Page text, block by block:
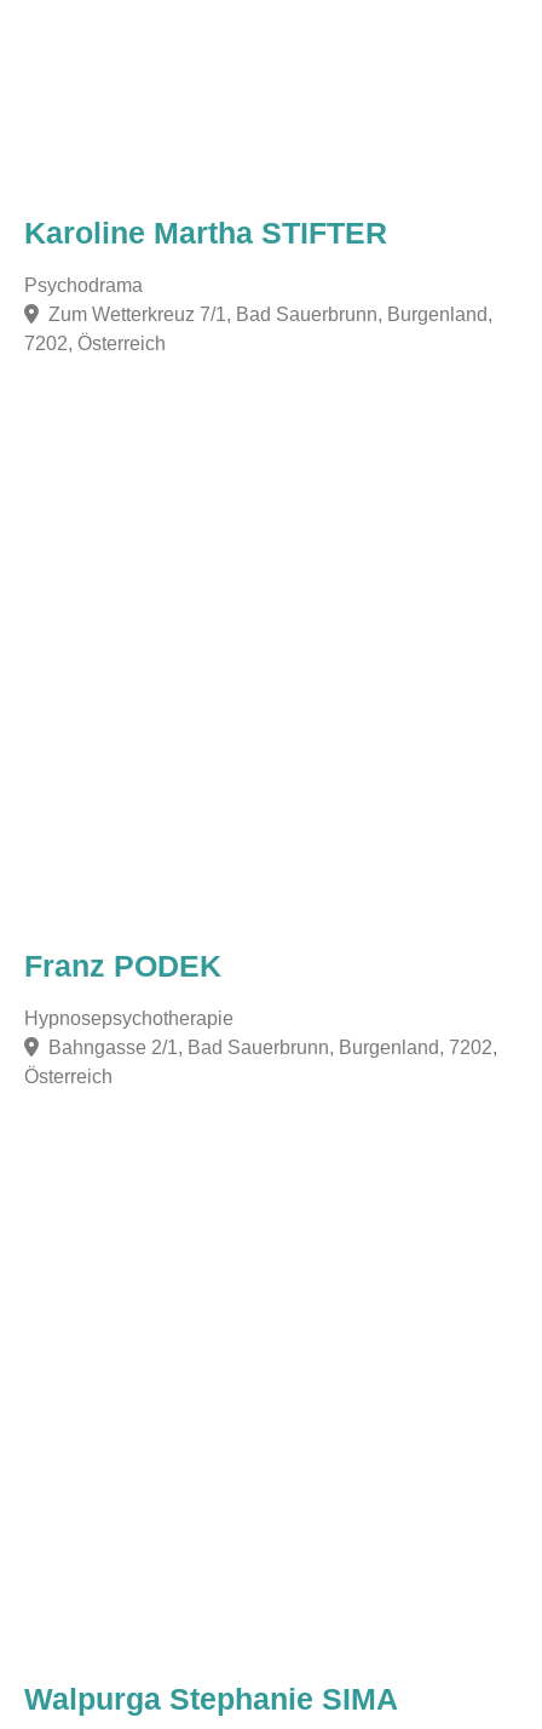
Karoline Martha STIFTER
Psychodrama
Zum Wetterkreuz 7/1, Bad Sauerbrunn, Burgenland,
7202, Österreich
Franz PODEK
Hypnosepsychotherapie
Bahngasse 2/1, Bad Sauerbrunn, Burgenland, 7202,
Österreich
Walpurga Stephanie SIMA